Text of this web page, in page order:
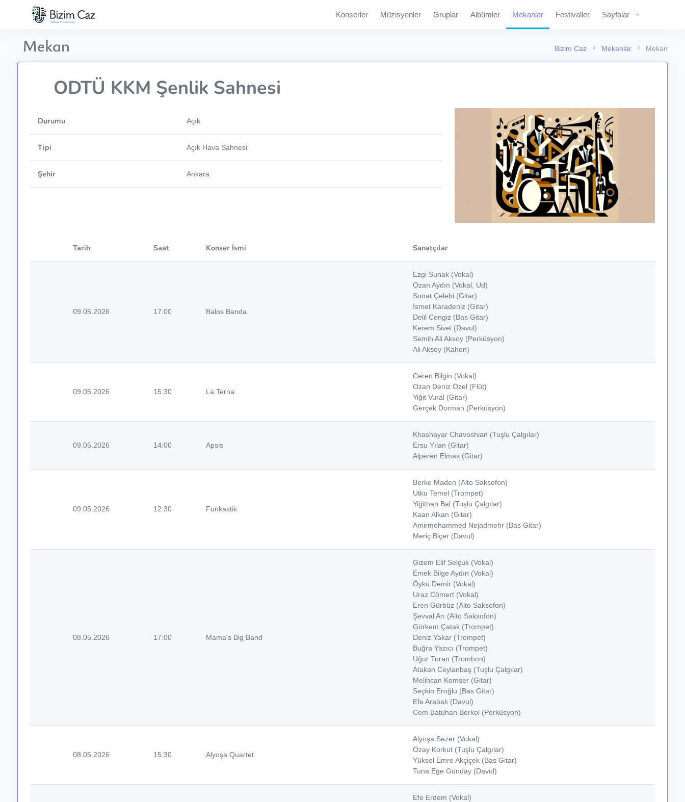
Konserler Müzisyenler Gruplar Albümler Mekanlar Festivaller Sayfalar
Bizim Caz Mekanlar Mekan
Mekan
ODTÜ KKM Şenlik Sahnesi
Durumu Açık
Tipi Açık Hava Sahnesi
Şehir Ankara
Tarih Saat Konser İsmi Sanatçılar
09.05.2026 17:00 Balos Banda
Ezgi Sunak (Vokal)
Ozan Aydın (Vokal, Ud)
Sonat Çelebi (Gitar)
İsmet Karadeniz (Gitar)
Delil Cengiz (Bas Gitar)
Kerem Sivel (Davul)
Semih Ali Aksoy (Perküsyon)
Ali Aksoy (Kahon)
09.05.2026 15:30 La Terna
Ceren Bilgin (Vokal)
Ozan Deniz Özel (Flüt)
Yiğit Vural (Gitar)
Gerçek Dorman (Perküsyon)
09.05.2026 14:00 Apsis
Khashayar Chavoshian (Tuşlu Çalgılar)
Ersu Yılan (Gitar)
Alperen Elmas (Gitar)
09.05.2026 12:30 Funkastik
Berke Maden (Alto Saksofon)
Utku Temel (Trompet)
Yiğithan Bal (Tuşlu Çalgılar)
Kaan Alkan (Gitar)
Amirmohammed Nejadmehr (Bas Gitar)
Meriç Biçer (Davul)
08.05.2026 17:00 Mama's Big Band
Gizem Elif Selçuk (Vokal)
Emek Bilge Aydın (Vokal)
Öykü Demir (Vokal)
Uraz Cömert (Vokal)
Eren Gürbüz (Alto Saksofon)
Şevval Arı (Alto Saksofon)
Görkem Çatak (Trompet)
Deniz Yakar (Trompet)
Buğra Yazıcı (Trompet)
Uğur Turan (Trombon)
Atakan Ceylanbaş (Tuşlu Çalgılar)
Melihcan Komser (Gitar)
Seçkin Eroğlu (Bas Gitar)
Efe Arabalı (Davul)
Cem Batuhan Berkol (Perküsyon)
08.05.2026 15:30 Alyoşa Quartet
Alyoşa Sezer (Vokal)
Özay Korkut (Tuşlu Çalgılar)
Yüksel Emre Akçiçek (Bas Gitar)
Tuna Ege Günday (Davul)
Efe Erdem (Vokal)